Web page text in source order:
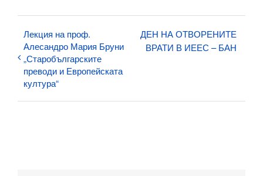
Лекция на проф.
Алесандро Мария Бруни
„Старобългарските
преводи и Европейската
култура“
ДЕН НА ОТВОРЕНИТЕ
ВРАТИ В ИЕЕС – БАН